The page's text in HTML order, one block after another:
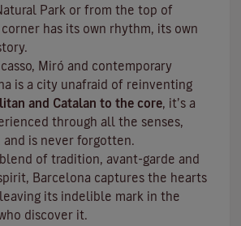
Park or from the top of
has its own rhythm, its own
Miró and contemporary
is a city unafraid of reinventing
and Catalan to the core, it’s a
through all the senses,
is never forgotten.
of tradition, avant-garde and
Barcelona captures the hearts
its indelible mark in the
discover it.